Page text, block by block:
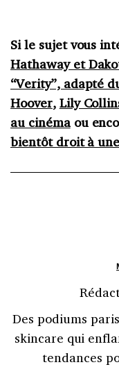
Si le sujet vous
Hathaway et
“Verity”, adapté
Hoover, Lily
au cinémaou
bientôt droit à
Des podiums
skincare qui
tendances